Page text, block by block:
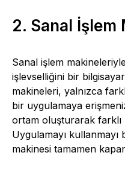
2. Sanal İşlem
Sanal işlem
işlevselliğini bir
makineleri, yalnızca
bir uygulamaya
ortam oluşturarak farklı
Uygulamayı kullanmayı
makinesi tamamen